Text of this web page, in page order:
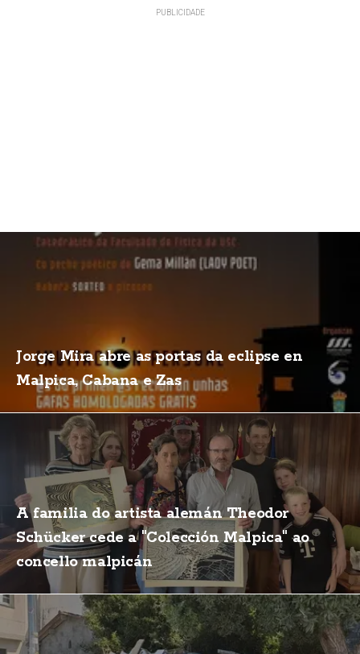
Jorge Mira abre as portas da eclipse en
Malpica, Cabana e Zas
A familia do artista alemán Theodor
Schücker cede a "Colección Malpica" ao
concello malpicán